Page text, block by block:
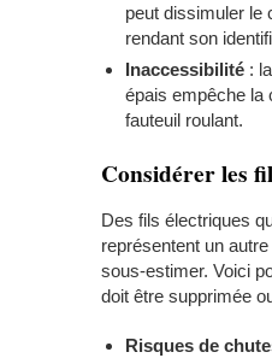
peut dissimuler le
rendant son
Inaccessibilité :
épais empêche la
fauteuil roulant.
Considérer les
Des fils électriques
représentent un
sous-estimer. Voici
doit être supprimée
Risques de